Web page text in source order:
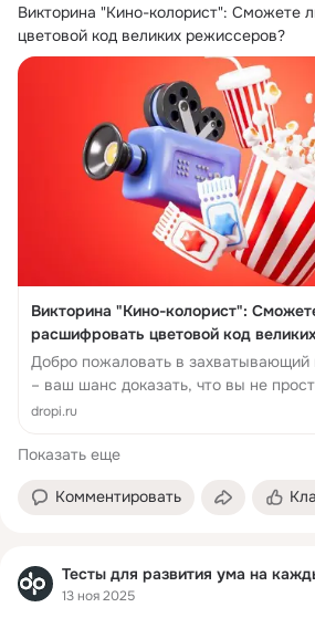
Викторина "Кино-колорист": Сможете
цветовой код великих режиссеров?
Викторина "Кино-колорист":
расшифровать цветовой код
Добро пожаловать в захватывающий
– ваш шанс доказать, что вы не
dropi.ru
Показать еще
Комментировать
Тесты для развития ума на
13 ноя 2025